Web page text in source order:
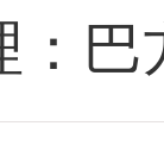
：